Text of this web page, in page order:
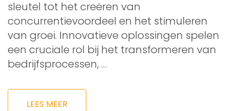
sleutel tot het creëren van
concurrentievoordeel en het stimuleren
van groei. Innovatieve oplossingen spelen
een cruciale rol bij het transformeren van
bedrijfsprocessen, …
LEES MEER